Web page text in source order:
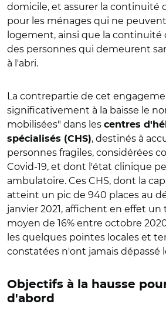
domicile, et assurer la continuité
pour les ménages qui ne
logement, ainsi que la continuité
des personnes qui demeurent
à l'abri.
La contrepartie de cet
significativement à la baisse le
mobilisées" dans les centres
spécialisés (CHS), destinés à
personnes fragiles, considérées
Covid-19, et dont l'état clinique
ambulatoire. Ces CHS, dont la
atteint un pic de 940 places au
janvier 2021, affichent en effet
moyen de 16% entre octobre
les quelques pointes locales et
constatées n'ont jamais dépassé
Objectifs à la hausse
d'abord